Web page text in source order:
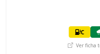
C
Ver ficha